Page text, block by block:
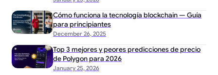
December 26, 2025
Cómo funciona la tecnología blockchain — Guía
para principiantes
January 25, 2026
Top 3 mejores y peores predicciones de precio
de Polygon para 2026